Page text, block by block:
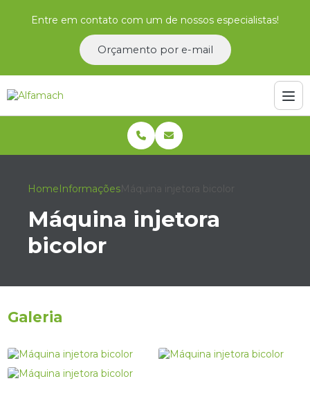
Entre em contato com um de nossos especialistas!
Orçamento por e-mail
Home Informações Máquina injetora bicolor
Máquina injetora
bicolor
Galeria